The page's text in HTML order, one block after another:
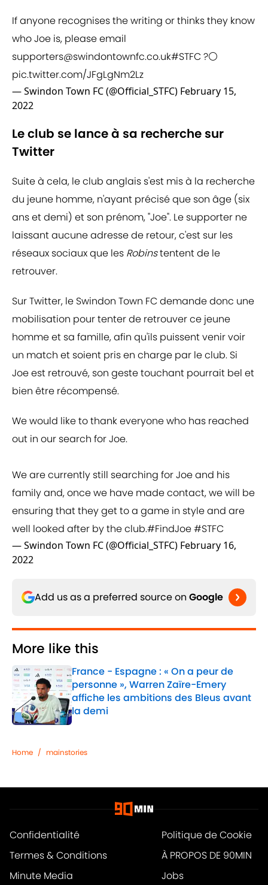
If anyone recognises the writing or thinks they know
who Joe is, please email
supporters@swindontownfc.co.uk#STFC?⚪️
pic.twitter.com/JFgLgNm2Lz
— Swindon Town FC (@Official_STFC) February 15,
2022
Le club se lance à sa recherche sur
Twitter
Suite à cela, le club anglais s'est mis à la recherche
du jeune homme, n'ayant précisé que son âge (six
ans et demi) et son prénom, "Joe". Le supporter ne
laissant aucune adresse de retour, c'est sur les
réseaux sociaux que les Robinstentent de le
retrouver.
Sur Twitter, le Swindon Town FC demande donc une
mobilisation pour tenter de retrouver ce jeune
homme et sa famille, afin qu'ils puissent venir voir
un match et soient pris en charge par le club. Si
Joe est retrouvé, son geste touchant pourrait bel et
bien être récompensé.
We would like to thank everyone who has reached
out in our search for Joe.
We are currently still searching for Joe and his
family and, once we have made contact, we will be
ensuring that they get to a game in style and are
well looked after by the club.#FindJoe#STFC
— Swindon Town FC (@Official_STFC) February 16,
2022
Add us as a preferred source on Google
More like this
France - Espagne : « On a peur de
personne », Warren Zaïre-Emery
affiche les ambitions des Bleus avant
la demi
Published by on Invalid Date
Home / mainstories
Confidentialité
Politique de Cookie
Termes & Conditions
À PROPOS DE 90MIN
Minute Media
Jobs